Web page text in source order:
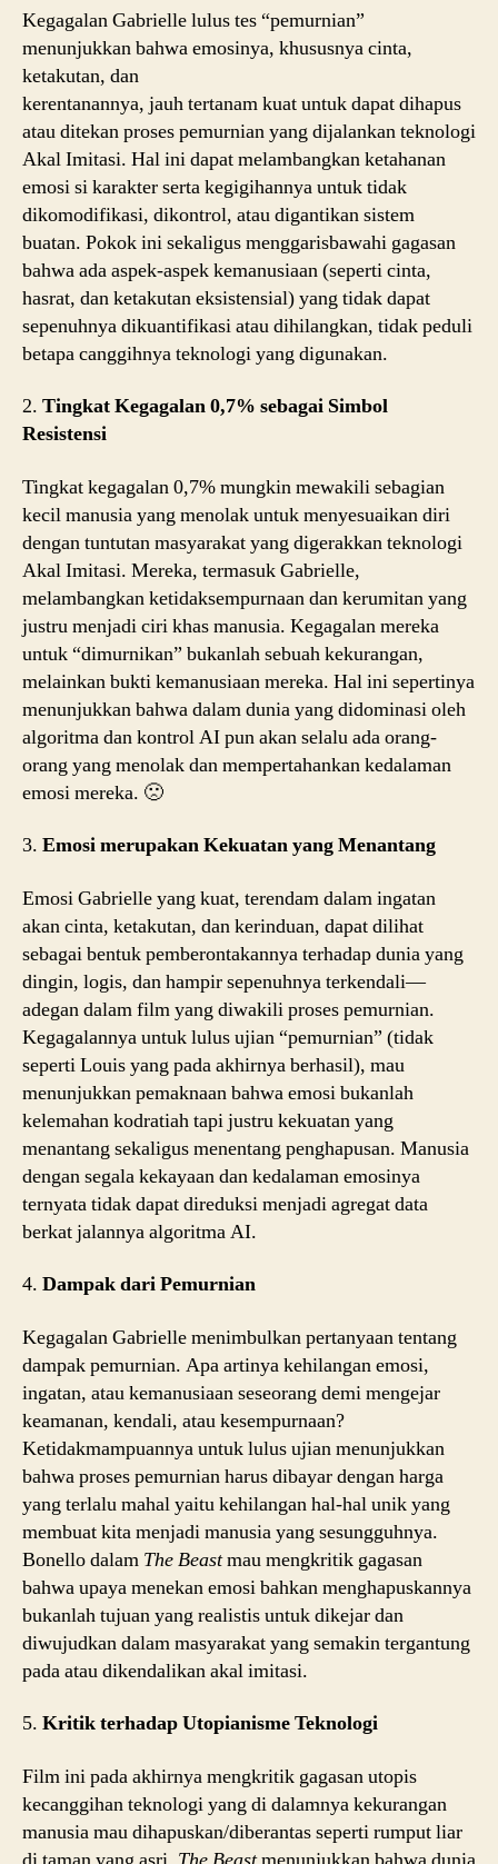
Kegagalan Gabrielle lulus tes “pemurnian”
menunjukkan bahwa emosinya, khususnya cinta,
ketakutan, dan
kerentanannya, jauh tertanam kuat untuk dapat dihapus
atau ditekan proses pemurnian yang dijalankan teknologi
Akal Imitasi. Hal ini dapat melambangkan ketahanan
emosi si karakter serta kegigihannya untuk tidak
dikomodifikasi, dikontrol, atau digantikan sistem
buatan. Pokok ini sekaligus menggarisbawahi gagasan
bahwa ada aspek-aspek kemanusiaan (seperti cinta,
hasrat, dan ketakutan eksistensial) yang tidak dapat
sepenuhnya dikuantifikasi atau dihilangkan, tidak peduli
betapa canggihnya teknologi yang digunakan.
2. Tingkat Kegagalan 0,7% sebagai Simbol
Resistensi
Tingkat kegagalan 0,7% mungkin mewakili sebagian
kecil manusia yang menolak untuk menyesuaikan diri
dengan tuntutan masyarakat yang digerakkan teknologi
Akal Imitasi. Mereka, termasuk Gabrielle,
melambangkan ketidaksempurnaan dan kerumitan yang
justru menjadi ciri khas manusia. Kegagalan mereka
untuk “dimurnikan” bukanlah sebuah kekurangan,
melainkan bukti kemanusiaan mereka. Hal ini sepertinya
menunjukkan bahwa dalam dunia yang didominasi oleh
algoritma dan kontrol AI pun akan selalu ada orang-
orang yang menolak dan mempertahankan kedalaman
emosi mereka. 🙁
3. Emosi merupakan Kekuatan yang Menantang
Emosi Gabrielle yang kuat, terendam dalam ingatan
akan cinta, ketakutan, dan kerinduan, dapat dilihat
sebagai bentuk pemberontakannya terhadap dunia yang
dingin, logis, dan hampir sepenuhnya terkendali—
adegan dalam film yang diwakili proses pemurnian.
Kegagalannya untuk lulus ujian “pemurnian” (tidak
seperti Louis yang pada akhirnya berhasil), mau
menunjukkan pemaknaan bahwa emosi bukanlah
kelemahan kodratiah tapi justru kekuatan yang
menantang sekaligus menentang penghapusan. Manusia
dengan segala kekayaan dan kedalaman emosinya
ternyata tidak dapat direduksi menjadi agregat data
berkat jalannya algoritma AI.
4. Dampak dari Pemurnian
Kegagalan Gabrielle menimbulkan pertanyaan tentang
dampak pemurnian. Apa artinya kehilangan emosi,
ingatan, atau kemanusiaan seseorang demi mengejar
keamanan, kendali, atau kesempurnaan?
Ketidakmampuannya untuk lulus ujian menunjukkan
bahwa proses pemurnian harus dibayar dengan harga
yang terlalu mahal yaitu kehilangan hal-hal unik yang
membuat kita menjadi manusia yang sesungguhnya.
Bonello dalam The Beastmau mengkritik gagasan
bahwa upaya menekan emosi bahkan menghapuskannya
bukanlah tujuan yang realistis untuk dikejar dan
diwujudkan dalam masyarakat yang semakin tergantung
pada atau dikendalikan akal imitasi.
5. Kritik terhadap Utopianisme Teknologi
Film ini pada akhirnya mengkritik gagasan utopis
kecanggihan teknologi yang di dalamnya kekurangan
manusia mau dihapuskan/diberantas seperti rumput liar